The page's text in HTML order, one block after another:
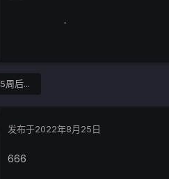
5周后...
发布于2022年8月25日
666